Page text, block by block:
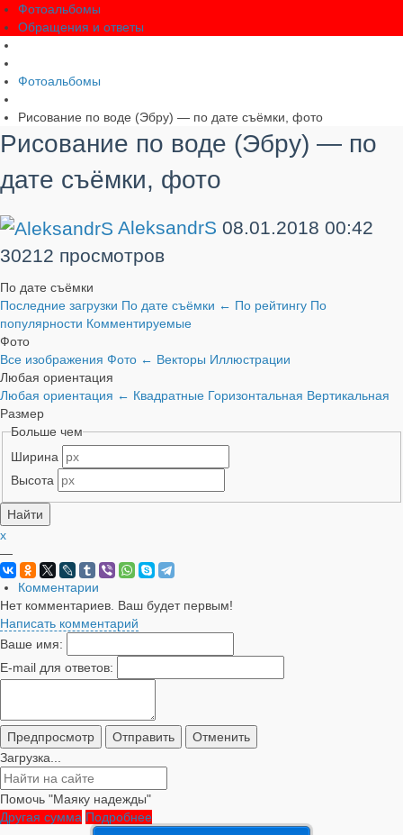
Фотоальбомы
Обращения и ответы
Фотоальбомы
Рисование по воде (Эбру) — по дате съёмки, фото
Рисование по воде (Эбру) — по
дате съёмки, фото
AleksandrS 08.01.2018 00:42
30212 просмотров
По дате съёмки
Последние загрузки По дате съёмки ← По рейтингу По
популярности Комментируемые
Фото
Все изображения Фото ← Векторы Иллюстрации
Любая ориентация
Любая ориентация ← Квадратные Горизонтальная Вертикальная
Размер
Больше чем
Ширина
Высота
x
—
Комментарии
Нет комментариев. Ваш будет первым!
Написать комментарий
Ваше имя:
E-mail для ответов:
Загрузка...
Помочь "Маяку надежды"
Другая сумма Подробнее